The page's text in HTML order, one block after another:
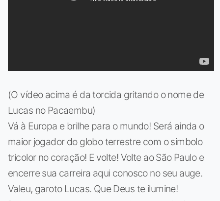
(O vídeo acima é da torcida gritando o nome de
Lucas no Pacaembu)
Vá à Europa e brilhe para o mundo! Será ainda o
maior jogador do globo terrestre com o simbolo
tricolor no coração! E volte! Volte ao São Paulo e
encerre sua carreira aqui conosco no seu auge.
Valeu, garoto Lucas. Que Deus te ilumine!